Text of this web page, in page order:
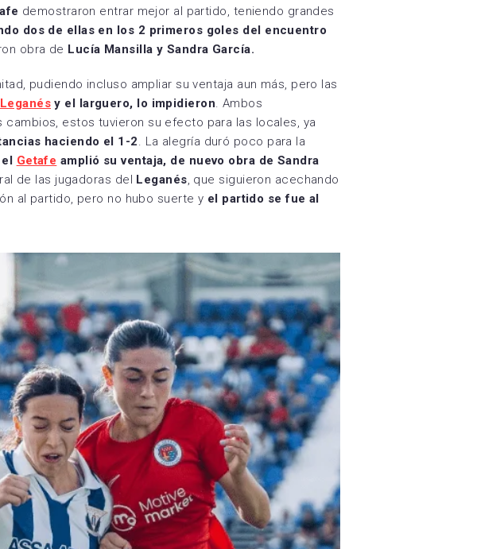
demostraron entrar mejor al partido, teniendo grandes
dos de ellas en los 2 primeros goles del encuentro
obra de Lucía Mansilla y Sandra García.
pudiendo incluso ampliar su ventaja aun más, pero las
Leganésy el larguero, lo impidieron. Ambos
estos tuvieron su efecto para las locales, ya
haciendo el 1-2. La alegría duró poco para la
Getafe amplió su ventaja, de nuevo obra de Sandra
de las jugadoras del Leganés, que siguieron acechando
al partido, pero no hubo suerte y el partido se fue al